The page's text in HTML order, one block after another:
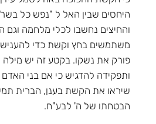
היחסים שבין האל ל "נפש כל
והחיצים נחשבו לכלי מלחמה וגם
משתמשים בחץ וקשת כדי
פורק את נשקו. בקטע זה יש
ותפקידה להדגיש כי אם בני
שיראו את הקשת בענן, הברית
הבטחתו של ה' לבע"ח.